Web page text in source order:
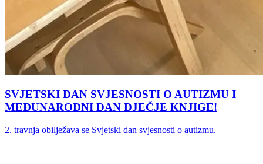
SVJETSKI DAN SVJESNOSTI O AUTIZMU I
MEĐUNARODNI DAN DJEČJE KNJIGE!
2. travnja obilježava se Svjetski dan svjesnosti o autizmu.